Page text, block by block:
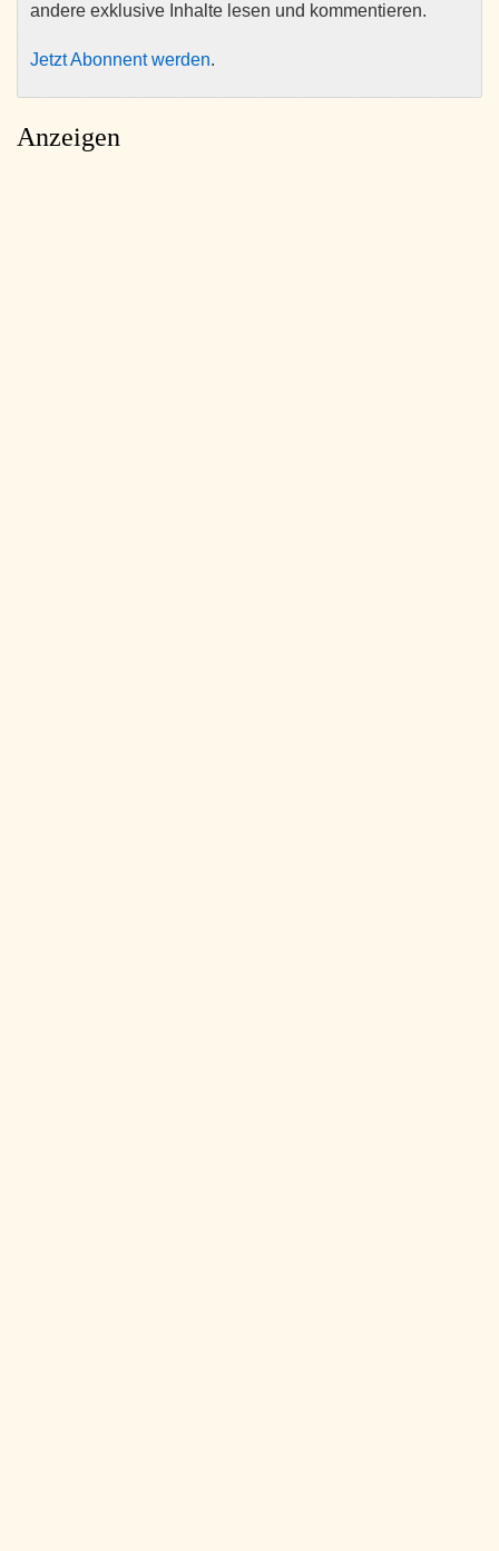
andere exklusive Inhalte lesen und kommentieren.
Jetzt Abonnent werden.
Anzeigen